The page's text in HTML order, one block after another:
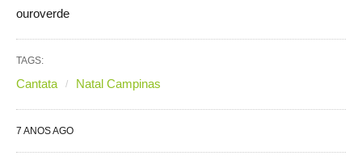
ouroverde
TAGS:
Cantata Natal Campinas
7 ANOS AGO